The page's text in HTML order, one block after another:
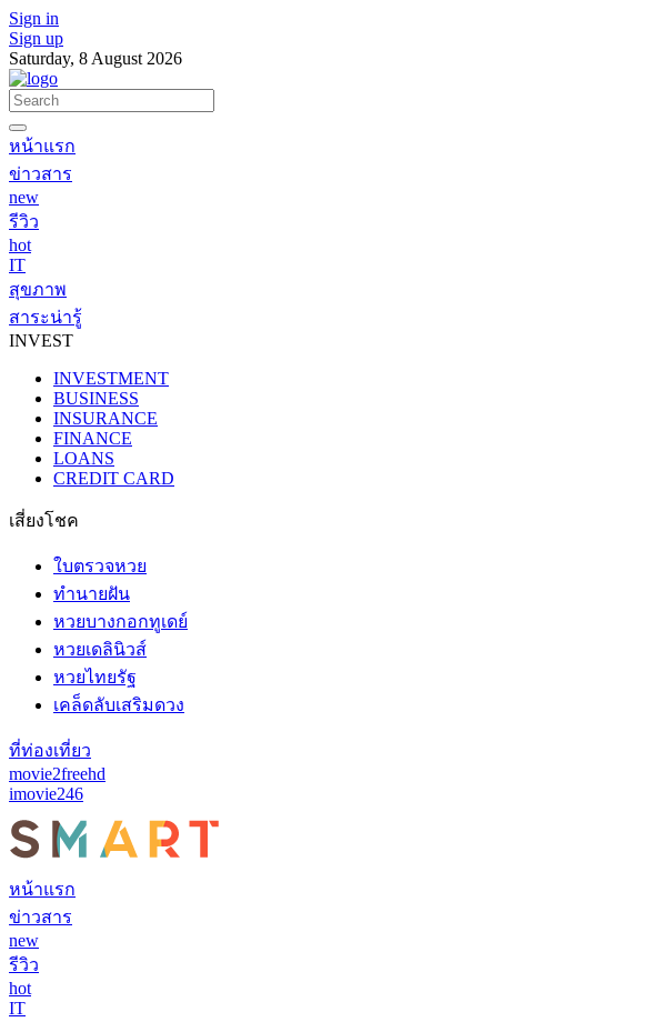
Sign in
Sign up
Saturday, 8 August 2026
หน้าแรก
ข่าวสาร
new
รีวิว
hot
IT
สุขภาพ
สาระน่ารู้
INVEST
INVESTMENT
BUSINESS
INSURANCE
FINANCE
LOANS
CREDIT CARD
เสี่ยงโชค
ใบตรวจหวย
ทำนายฝัน
หวยบางกอกทูเดย์
หวยเดลินิวส์
หวยไทยรัฐ
เคล็ดลับเสริมดวง
ที่ท่องเที่ยว
movie2freehd
imovie246
หน้าแรก
ข่าวสาร
new
รีวิว
hot
IT